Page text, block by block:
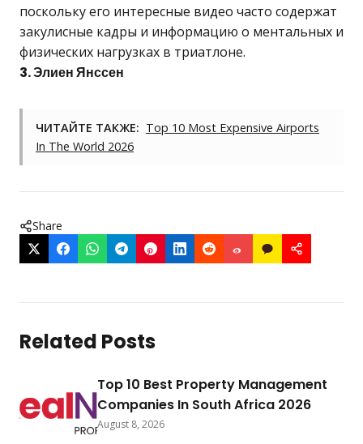
поскольку его интересные видео часто содержат
закулисные кадры и информацию о ментальных и
физических нагрузках в триатлоне.
3. Элиен Янссен
ЧИТАЙТЕ ТАКЖЕ: Top 10 Most Expensive Airports
In The World 2026
Share
Related Posts
Top 10 Best Property Management
Companies In South Africa 2026
August 8, 2026